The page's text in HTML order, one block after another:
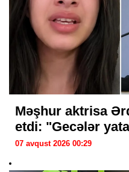
Məşhur aktrisa
etdi: "Gecələr
07 avqust 2026 00:29